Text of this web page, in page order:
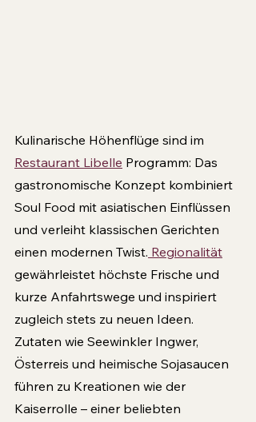
Kulinarische Höhenflüge sind im
Restaurant Libelle Programm: Das
gastronomische Konzept kombiniert
Soul Food mit asiatischen Einflüssen
und verleiht klassischen Gerichten
einen modernen Twist. Regionalität
gewährleistet höchste Frische und
kurze Anfahrtswege und inspiriert
zugleich stets zu neuen Ideen.
Zutaten wie Seewinkler Ingwer,
Österreis und heimische Sojasaucen
führen zu Kreationen wie der
Kaiserrolle – einer beliebten